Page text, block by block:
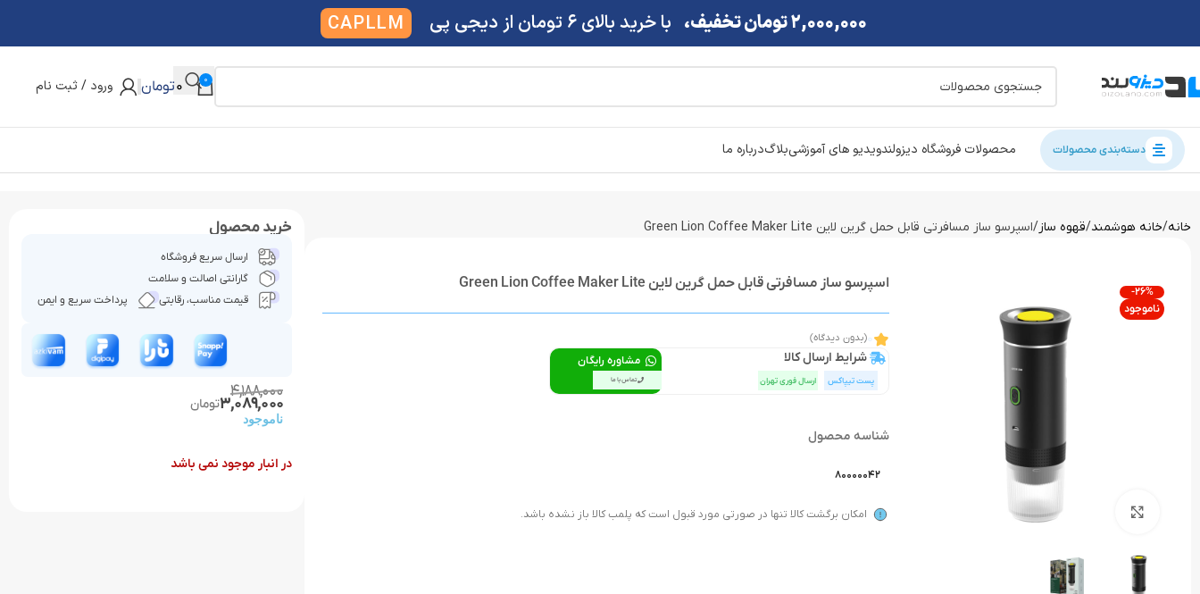
0
0تومان ورود / ثبت نام
دسته‌بندی محصولات محصولات فروشگاه دیزولندویدیو های آموزشیبلاگدرباره ما
خانه خانه هوشمند قهوه ساز اسپرسو ساز مسافرتی قابل حمل گرین لاین Green Lion Coffee Maker Lite
-26%
ناموجود
بزرگنمایی تصویر
اسپرسو ساز مسافرتی قابل حمل گرین لاین Green Lion Coffee Maker Lite
(بدون دیدگاه)
شرایط ارسال کالا
پست تیپاکس ارسال فوری تهران
مشاوره رایگان
تماس با ما
شناسه محصول
80000042
امکان برگشت کالا تنها در صورتی مورد قبول است که پلمب کالا باز نشده باشد.
خرید محصول
ارسال سریع فروشگاه
گارانتی اصالت و سلامت
قیمت مناسب، رقابتی
پرداخت سریع و ایمن
4,188,000
3,089,000تومان
ناموجود
در انبار موجود نمی باشد
2,000,000 تومان تخفیف، با خرید بالای 6 تومان از دیجی پی CAPLLM